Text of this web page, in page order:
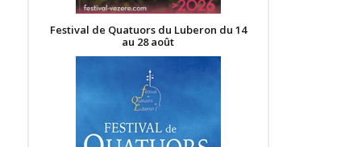
Festival de Quatuors du Luberon du 14
au 28 août